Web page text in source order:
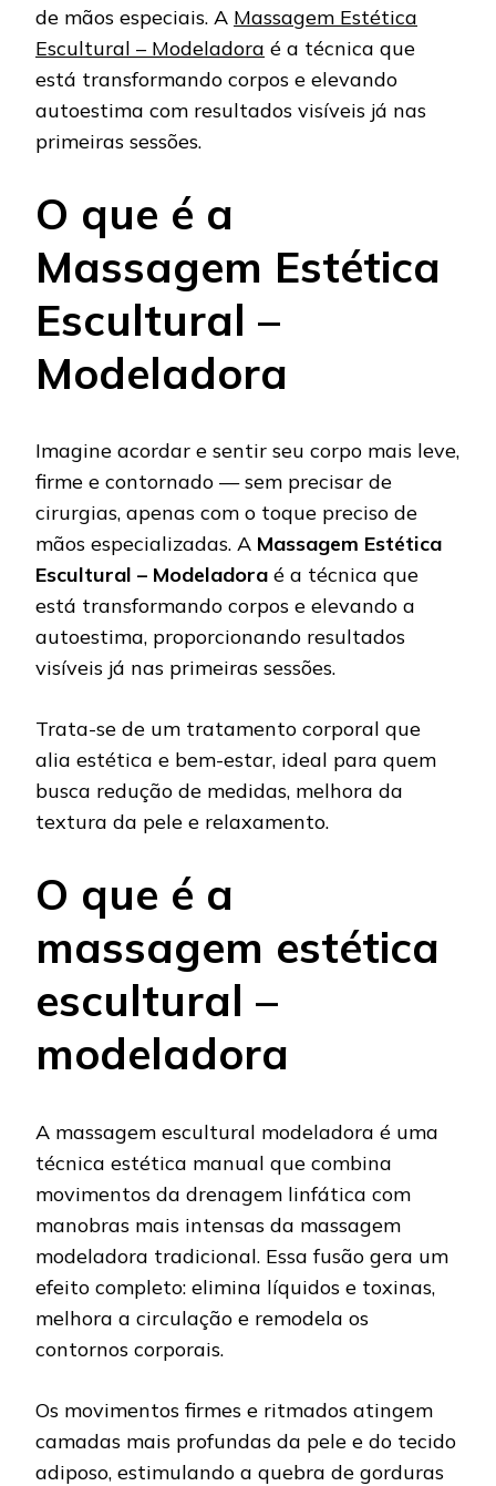
de mãos especiais. A Massagem Estética
Escultural – Modeladora é a técnica que
está transformando corpos e elevando
autoestima com resultados visíveis já nas
primeiras sessões.
O que é a
Massagem Estética
Escultural –
Modeladora
Imagine acordar e sentir seu corpo mais leve,
firme e contornado — sem precisar de
cirurgias, apenas com o toque preciso de
mãos especializadas. A Massagem Estética
Escultural – Modeladora é a técnica que
está transformando corpos e elevando a
autoestima, proporcionando resultados
visíveis já nas primeiras sessões.
Trata-se de um tratamento corporal que
alia estética e bem-estar, ideal para quem
busca redução de medidas, melhora da
textura da pele e relaxamento.
O que é a
massagem estética
escultural –
modeladora
A massagem escultural modeladora é uma
técnica estética manual que combina
movimentos da drenagem linfática com
manobras mais intensas da massagem
modeladora tradicional. Essa fusão gera um
efeito completo: elimina líquidos e toxinas,
melhora a circulação e remodela os
contornos corporais.
Os movimentos firmes e ritmados atingem
camadas mais profundas da pele e do tecido
adiposo, estimulando a quebra de gorduras